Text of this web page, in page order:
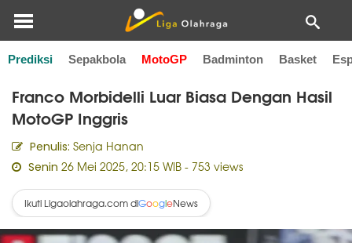
Prediksi Sepakbola MotoGP Badminton Basket
Home MotoGP
Franco Morbidelli Luar Biasa Dengan Hasil
MotoGP Inggris
Penulis: Senja Hanan
Senin 26 Mei 2025, 20:15 WIB - 753 views
Ikuti Ligaolahraga.com diGoogleNews